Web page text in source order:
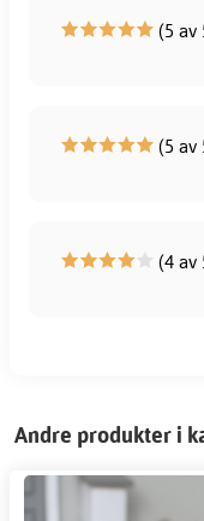
(5 av
(5 av
(4 av
Andre produkter i